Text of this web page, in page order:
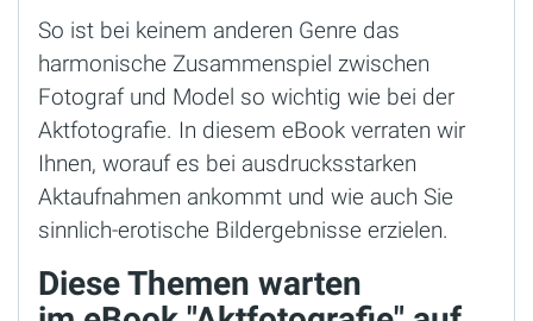
So ist bei keinem anderen Genre das
harmonische Zusammenspiel zwischen
Fotograf und Model so wichtig wie bei der
Aktfotografie. In diesem eBook verraten wir
Ihnen, worauf es bei ausdrucksstarken
Aktaufnahmen ankommt und wie auch Sie
sinnlich-erotische Bildergebnisse erzielen.
Diese Themen warten